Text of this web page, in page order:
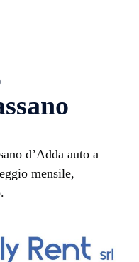
d’Adda auto a
mensile,